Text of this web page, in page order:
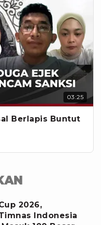
03:25
Berlapis Buntut
2026,
Indonesia